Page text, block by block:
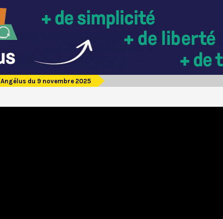
Angélus du 9 novembre 2025